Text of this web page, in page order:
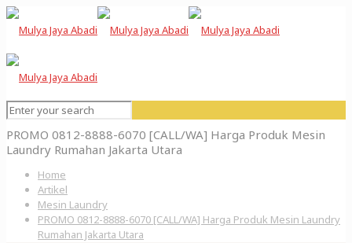
PROMO 0812-8888-6070 [CALL/WA] Harga Produk Mesin
Laundry Rumahan Jakarta Utara
Home
Artikel
Mesin Laundry
PROMO 0812-8888-6070 [CALL/WA] Harga Produk Mesin Laundry
Rumahan Jakarta Utara